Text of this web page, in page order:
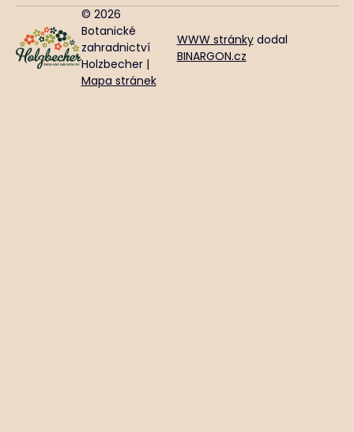
© 2026
Botanické
zahradnictví
Holzbecher |
Mapa stránek
WWW stránkydodal
BINARGON.cz